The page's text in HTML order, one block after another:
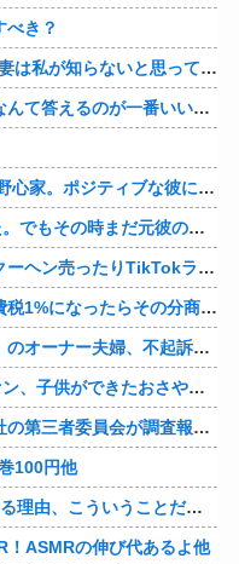
べき？
【1/2】妻が不倫相手の子を産んだ。妻は私が知らないと思っている。遠方のため会うのは年に数回程度だが、今も不倫相手とは切れていない。そしてまもなく妻は不倫相手に会いに行く…
まんさん「イキそうって言われたらなんて答えるのが一番いい？」
無欲な旦那に比べ 、彼は自信満々で野心家。ポジティブな彼に惹かれバイト後や休みの日に会うようになり、男女の関係になるまで時間はいらなかった… だが彼はただのバカだったｗ
21歳の時に3歳年上の旦那と結婚した。でもその時まだ元彼のこと忘れられなくて、元彼の再アタックに負けて浮気しちゃって… でも結局ばれて旦那の辛そうな姿見て初めて後悔した…
ジャンポケ斉藤の被害女性「バウムクーヘン売ったりTikTokライブしててムカついたから示談しなかった」
町のお弁当屋さん「申し訳ないが消費税1%になったらその分商品代を値上げするわ」 「うちも！」
【悲報】「コンビニ馬鹿にすんなよ」のオーナー夫婦、不起訴ｗｗｗｗｗｗｗｗ
【朗報】檜山沙耶(おさや)伝説のファン、子供ができたおさやへの正直な気持ちを語るｗ
辺野古転覆ﾀﾋ亡事故、学校法人同志社の第三者委員会が調査報告書を公表 … 安全配慮義務違反や安全管理に関する検証を妨げた組織風土の存在を指摘
100円他
【悲報】人気チケットが1秒で完売する理由、こういうことだったｗｗｗｗ他
！ASMRの伸び代あるよ他